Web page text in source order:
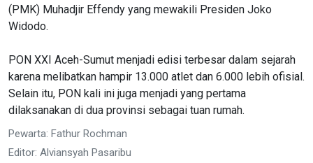
(PMK) Muhadjir Effendy yang mewakili Presiden Joko
Widodo.
PON XXI Aceh-Sumut menjadi edisi terbesar dalam sejarah
karena melibatkan hampir 13.000 atlet dan 6.000 lebih ofisial.
Selain itu, PON kali ini juga menjadi yang pertama
dilaksanakan di dua provinsi sebagai tuan rumah.
Pewarta: Fathur Rochman
Editor: Alviansyah Pasaribu